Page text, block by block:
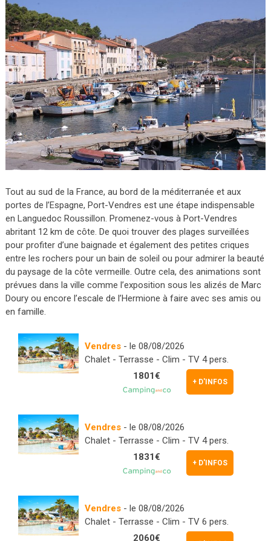
Tout au sud de la France, au bord de la méditerranée et aux
portes de l’Espagne, Port-Vendres est une étape indispensable
en Languedoc Roussillon. Promenez-vous à Port-Vendres
abritant 12 km de côte. De quoi trouver des plages surveillées
pour profiter d’une baignade et également des petites criques
entre les rochers pour un bain de soleil ou pour admirer la beauté
du paysage de la côte vermeille. Outre cela, des animations sont
prévues dans la ville comme l’exposition sous les alizés de Marc
Doury ou encore l’escale de l’Hermione à faire avec ses amis ou
en famille.
Vendres - le 08/08/2026
Chalet - Terrasse - Clim - TV 4 pers.
+ D'INFOS
1801€
Vendres - le 08/08/2026
Chalet - Terrasse - Clim - TV 4 pers.
+ D'INFOS
1831€
Vendres - le 08/08/2026
Chalet - Terrasse - Clim - TV 6 pers.
2060€